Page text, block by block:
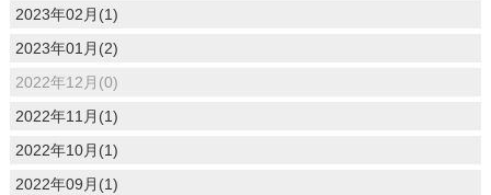
2023年02月(1)
2023年01月(2)
2022年12月(0)
2022年11月(1)
2022年10月(1)
2022年09月(1)